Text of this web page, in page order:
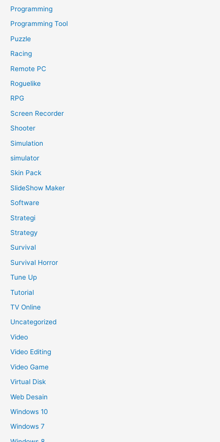
Programming
Programming Tool
Puzzle
Racing
Remote PC
Roguelike
RPG
Screen Recorder
Shooter
Simulation
simulator
Skin Pack
SlideShow Maker
Software
Strategi
Strategy
Survival
Survival Horror
Tune Up
Tutorial
TV Online
Uncategorized
Video
Video Editing
Video Game
Virtual Disk
Web Desain
Windows 10
Windows 7